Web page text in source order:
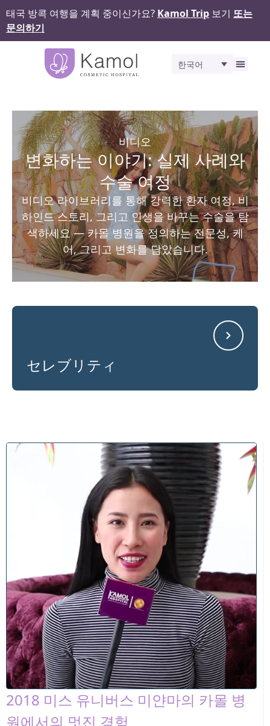
태국 방콕 여행을 계획 중이신가요? Kamol Trip 보기 또는
문의하기
한국어
비디오
변화하는 이야기: 실제 사례와
수술 여정
비디오 라이브러리를 통해 강력한 환자 여정, 비
하인드 스토리, 그리고 인생을 바꾸는 수술을 탐
색하세요 — 카몰 병원을 정의하는 전문성, 케
어, 그리고 변화를 담았습니다.
セレブリティ
2018 미스 유니버스 미얀마의 카몰 병
원에서의 멋진 경험